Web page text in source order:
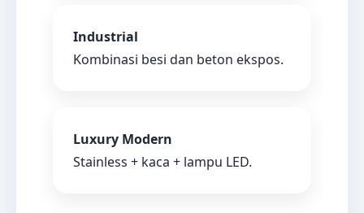
Industrial
Kombinasi besi dan beton ekspos.
Luxury Modern
Stainless + kaca + lampu LED.